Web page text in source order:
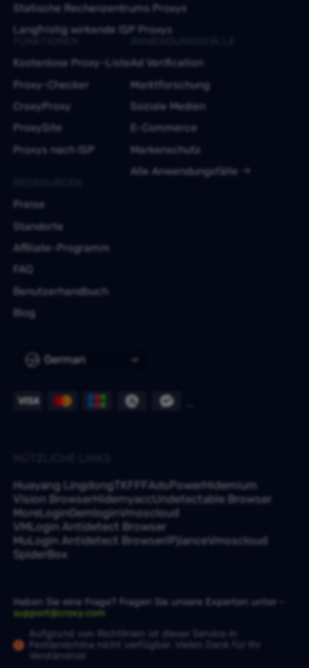
German
Statische Rechenzentrums Proxys
Langfristig wirkende ISP Proxys
Kostenlose Proxy-Liste
Proxy-Checker
CroxyProxy
ProxySite
Proxys nach ISP
Ad Verification
Marktforschung
Soziale Medien
E-Commerce
Markenschutz
Alle Anwendungsfälle
Preise
Standorte
Affiliate-Programm
FAQ
Benutzerhandbuch
Blog
Huayang Lingdong TKFFF AdsPowerHidemium
Vision BrowserHidemyaccUndetectable Browser
MoreLoginGemlogin Vmoscloud
VMLogin Antidetect Browser
MuLogin Antidetect BrowserIPjianceVmoscloud
SpiderBox
Haben Sie eine Frage? Fragen Sie unsere Experten unter -
support@croxy.com
Aufgrund von Richtlinien ist dieser Service in
Festlandchina nicht verfügbar. Vielen Dank für Ihr
Verständnis!